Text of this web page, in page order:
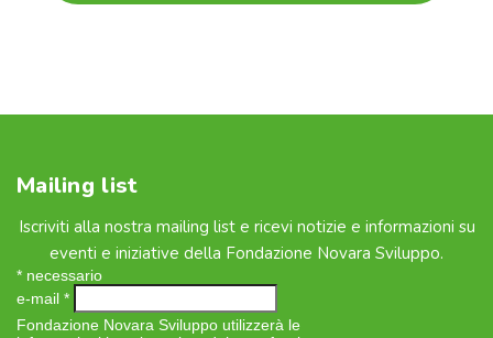
Mailing list
Iscriviti alla nostra mailing list e ricevi notizie e informazioni su
eventi e iniziative della Fondazione Novara Sviluppo.
* necessario
e-mail *
Fondazione Novara Sviluppo utilizzerà le